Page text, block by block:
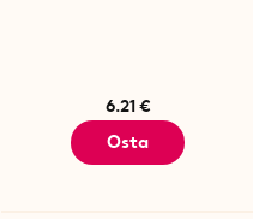
6.21 €
Osta